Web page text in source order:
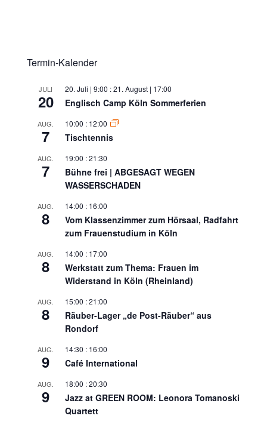
Termin-Kalender
JULI
20
20. Juli | 9:00 :21. August | 17:00
Englisch Camp Köln Sommerferien
AUG.
7
10:00 : 12:00
Tischtennis
AUG.
7
19:00 :21:30
Bühne frei | ABGESAGT WEGEN
WASSERSCHADEN
AUG.
8
14:00 : 16:00
Vom Klassenzimmer zum Hörsaal, Radfahrt
zum Frauenstudium in Köln
AUG.
8
14:00 : 17:00
Werkstatt zum Thema: Frauen im
Widerstand in Köln (Rheinland)
AUG.
8
15:00 :21:00
Räuber-Lager „de Post-Räuber“ aus
Rondorf
AUG.
9
14:30 : 16:00
Café International
AUG.
9
18:00 :20:30
Jazz at GREEN ROOM: Leonora Tomanoski
Quartett